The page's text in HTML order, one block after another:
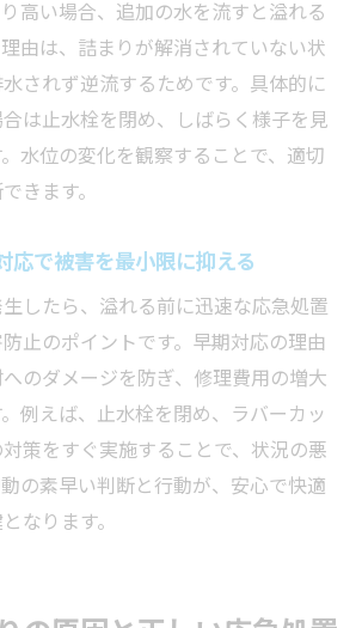
まり解消で信頼できる業者の特徴
応スピードで選ぶ業者比較のコツ
時に避けるべきNG行動とは
道具使用がトイレ詰まりを悪化
の乱用はトイレ詰まりの原因に
動で二次被害を招かないために
まり時の正しい判断基準を知ろう
立つトイレ詰まり予防策まとめ
トイレ詰まり予防の基本習慣
のと流せないものを正しく理解
点検でトイレ詰まりを未然に防ぐ
高い場合、追加の水を流すと溢れる
由は、詰まりが解消されていない状
されず逆流するためです。具体的に
は止水栓を閉め、しばらく様子を見
水位の変化を観察することで、適切
きます。
応で被害を最小限に抑える
したら、溢れる前に迅速な応急処置
止のポイントです。早期対応の理由
のダメージを防ぎ、修理費用の増大
例えば、止水栓を閉め、ラバーカッ
策をすぐ実施することで、状況の悪
の素早い判断と行動が、安心で快適
なります。